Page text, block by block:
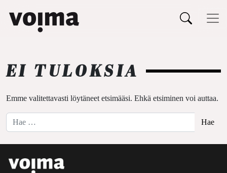
Päävalikko
EI TULOKSIA
Emme valitettavasti löytäneet etsimääsi. Ehkä etsiminen voi auttaa.
Hae: